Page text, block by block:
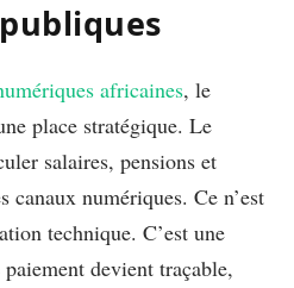
africaines, le
place stratégique. Le
salaires, pensions et
canaux numériques. Ce n’est
technique. C’est une
devient traçable,